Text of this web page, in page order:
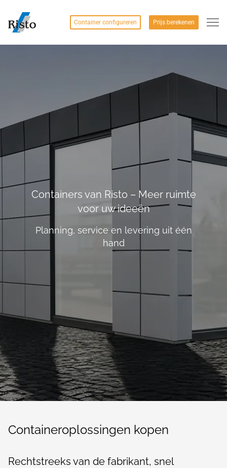
Container configureren Prijs berekenen
Containers van Risto – Meer ruimte
voor uw ideeën
Planning, service en levering uit één
hand
Containeroplossingen kopen
Rechtstreeks van de fabrikant, snel